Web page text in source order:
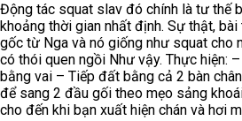
Động tác squat slav đó chính là tư thế
khoảng thời gian nhất định. Sự thật,
gốc từ Nga và nó giống như squat cho
có thói quen ngồi Như vậy. Thực hiện:
bằng vai – Tiếp đất bằng cả 2 bàn
để sang 2 đầu gối theo mẹo sảng
cho đến khi bạn xuất hiện chán và hơi